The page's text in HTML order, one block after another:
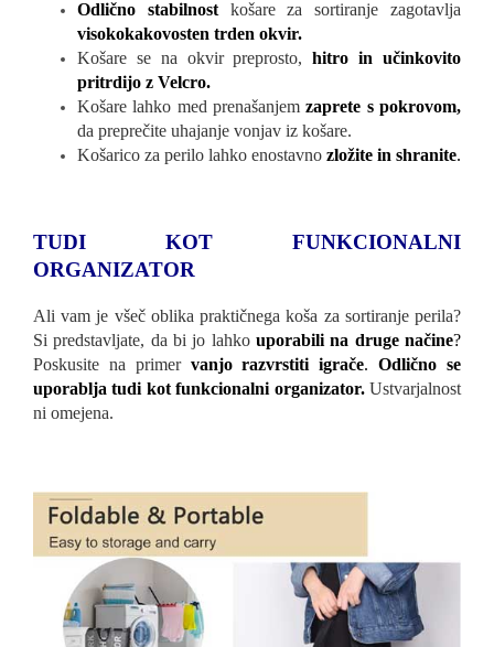
Odlično stabilnost košare za sortiranje zagotavlja
visokokakovosten trden okvir.
Košare se na okvir preprosto,hitro in učinkovito
pritrdijo z Velcro.
Košare lahko med prenašanjem zaprete s pokrovom,
da preprečite uhajanje vonjav iz košare.
Košarico za perilo lahko enostavno zložite in shranite.
TUDI KOT FUNKCIONALNI
ORGANIZATOR
Ali vam je všeč oblika praktičnega koša za sortiranje perila?
Si predstavljate, da bi jo lahko uporabili na druge načine?
Poskusite na primer vanjo razvrstiti igrače.Odlično se
uporablja tudi kot funkcionalni organizator.Ustvarjalnost
ni omejena.